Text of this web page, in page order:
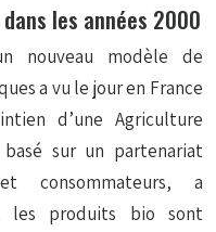
les années 2000
nouveau modèle de
a vu le jour en France
d’une Agriculture
basé sur un partenariat
consommateurs, a
les produits bio sont